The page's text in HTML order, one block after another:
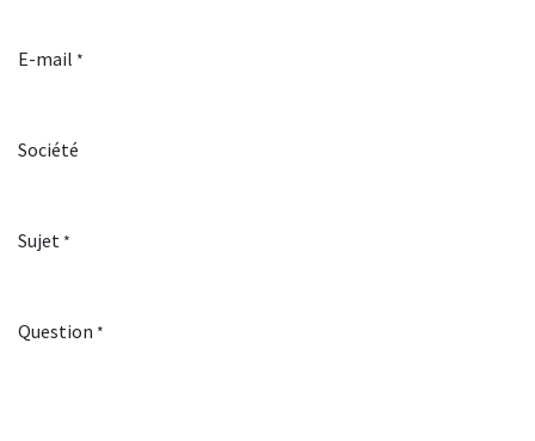
E-mail *
Société
Sujet *
Question *